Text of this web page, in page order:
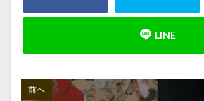
前へ